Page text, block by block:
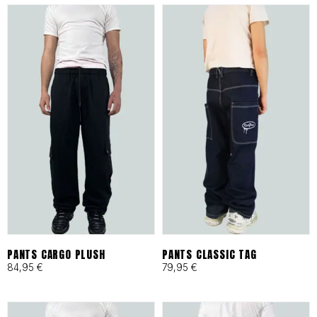
Barcelona.
ESPECIFICACIONES DE
IDENTIDAD
Tejidos Heavyweight:
Materiales técnicos y
naturales seleccionados por
su resistencia al desgaste
Producción Local:
Diseñado
PANTS CARGO PLUSH
84,95 €
PANTS CLASSIC TAG
79,95 €